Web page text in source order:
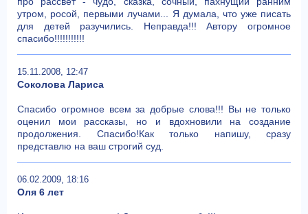
утром, росой, первыми лучами... Я думала, что уже писать
для детей разучились. Неправда!!! Автору огромное
спасибо!!!!!!!!!!!
15.11.2008, 12:47
Соколова Лариса
Спасибо огромное всем за добрые слова!!! Вы не только
оценил мои рассказы, но и вдохновили на создание
продолжения. Спасибо!Как только напишу, сразу
представлю на ваш строгий суд.
06.02.2009, 18:16
Оля 6 лет